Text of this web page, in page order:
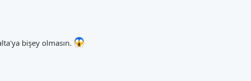
bişey olmasın.